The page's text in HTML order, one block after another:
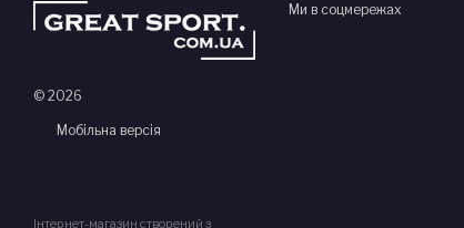
© 2026
Мобільна версія
Інтернет-магазин створений з
Ми в соцмережах